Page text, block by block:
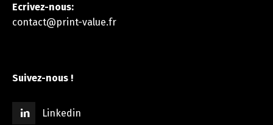
Ecrivez-nous:
contact@print-value.fr
Suivez-nous !
Linkedin